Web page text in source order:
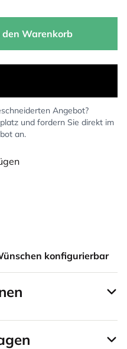
den Warenkorb
Angebot?
und fordern Sie direkt im
an.
konfigurierbar